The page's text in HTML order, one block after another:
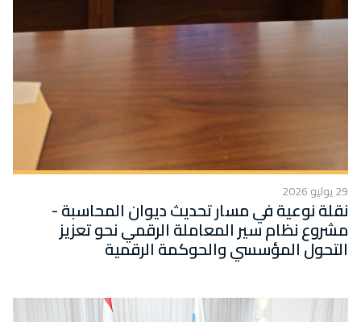
29 يوليو 2026
نقلة نوعية في مسار تحديث ديوان المحاسبة -
مشروع نظام سير المعاملة الرقمي نحو تعزيز
التحول المؤسسي والحوكمة الرقمية